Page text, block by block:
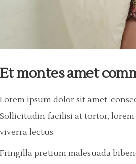
Et montes amet
Lorem ipsum dolor sit amet,
Sollicitudin facilisi at tortor, lorem
viverra lectus.
Fringilla pretium malesuada